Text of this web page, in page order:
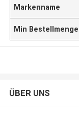
Markenname
Min Bestellmenge
ÜBER UNS